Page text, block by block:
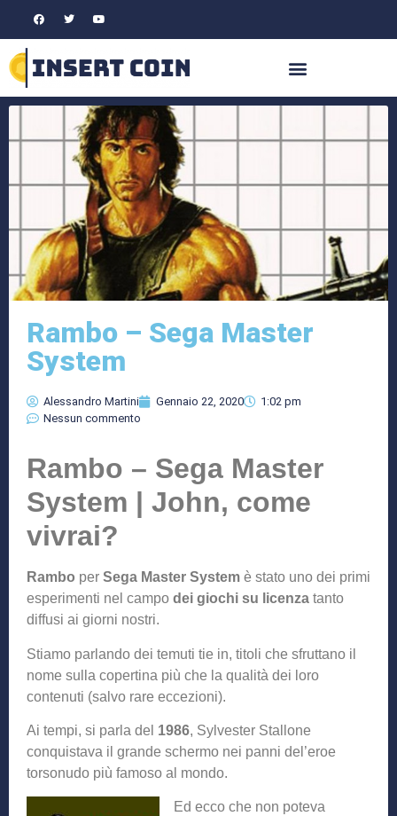
Rambo – Sega Master
System
Alessandro Martini Gennaio 22, 2020
1:02 pm
Nessun commento
Rambo – Sega Master
System | John, come
vivrai?
Rambo per Sega Master System è stato uno dei primi
esperimenti nel campo dei giochi su licenza tanto
diffusi ai giorni nostri.
Stiamo parlando dei temuti tie in, titoli che sfruttano il
nome sulla copertina più che la qualità dei loro
contenuti (salvo rare eccezioni).
Ai tempi, si parla del 1986, Sylvester Stallone
conquistava il grande schermo nei panni del’eroe
torsonudo più famoso al mondo.
Ed ecco che non poteva